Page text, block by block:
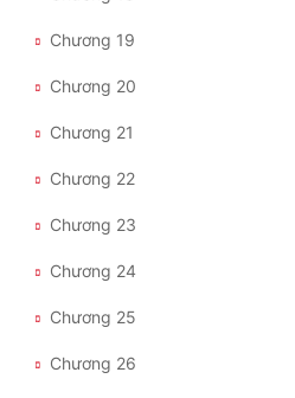
Chương 19
Chương 20
Chương 21
Chương 22
Chương 23
Chương 24
Chương 25
Chương 26